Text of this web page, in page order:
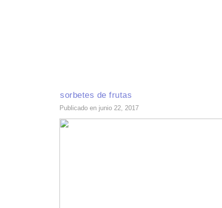
sorbetes de frutas
Publicado en junio 22, 2017